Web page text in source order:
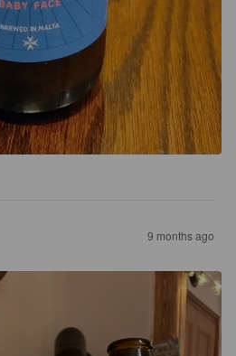
9 months ago